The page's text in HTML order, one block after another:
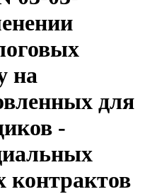
на
для
-
контрактов